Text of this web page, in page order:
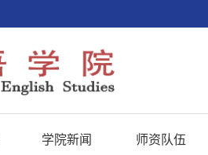
学院新闻 师资队伍